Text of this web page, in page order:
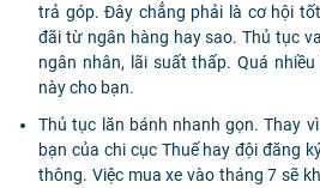
trả góp. Đây chẳng phải là cơ hội
đãi từ ngân hàng hay sao. Thủ tục
ngân nhân, lãi suất thấp. Quá
này cho bạn.
Thủ tục lăn bánh nhanh gọn. Thay
bạn của chi cục Thuế hay đội đăng
thông. Việc mua xe vào tháng 7 sẽ